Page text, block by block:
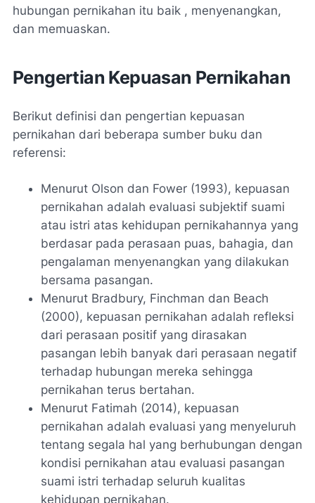
hubungan pernikahan itu baik , menyenangkan,
dan memuaskan.
Pengertian Kepuasan Pernikahan
Berikut definisi dan pengertian kepuasan
pernikahan dari beberapa sumber buku dan
referensi:
Menurut Olson dan Fower (1993), kepuasan
pernikahan adalah evaluasi subjektif suami
atau istri atas kehidupan pernikahannya yang
berdasar pada perasaan puas, bahagia, dan
pengalaman menyenangkan yang dilakukan
bersama pasangan.
Menurut Bradbury, Finchman dan Beach
(2000), kepuasan pernikahan adalah refleksi
dari perasaan positif yang dirasakan
pasangan lebih banyak dari perasaan negatif
terhadap hubungan mereka sehingga
pernikahan terus bertahan.
Menurut Fatimah (2014), kepuasan
pernikahan adalah evaluasi yang menyeluruh
tentang segala hal yang berhubungan dengan
kondisi pernikahan atau evaluasi pasangan
suami istri terhadap seluruh kualitas
kehidupan pernikahan.